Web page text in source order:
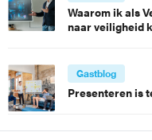
Waarom ik als
naar veiligheid
Gastblog
Presenteren is